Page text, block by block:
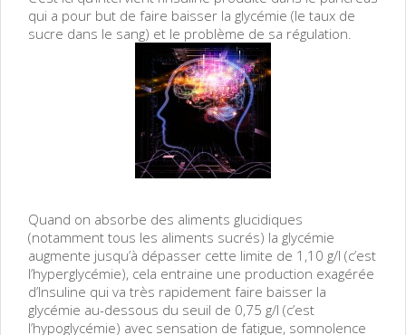
qui a pour but de faire baisser la glycémie (le taux de
sucre dans le sang) et le problème de sa régulation.
Quand on absorbe des aliments glucidiques
(notamment tous les aliments sucrés) la glycémie
augmente jusqu’à dépasser cette limite de 1,10 g/l (c’est
l’hyperglycémie), cela entraine une production exagérée
d’Insuline qui va très rapidement faire baisser la
glycémie au-dessous du seuil de 0,75 g/l (c’est
l’hypoglycémie) avec sensation de fatigue, somnolence